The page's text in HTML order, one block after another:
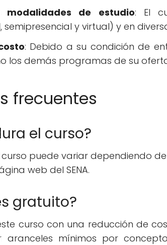
modalidades de estudio: El
semipresencial y virtual) y en
: Debido a su condición de
los demás programas de su
frecuentes
el curso?
puede variar dependiendo
web del SENA.
gratuito?
curso con una reducción de
aranceles mínimos por